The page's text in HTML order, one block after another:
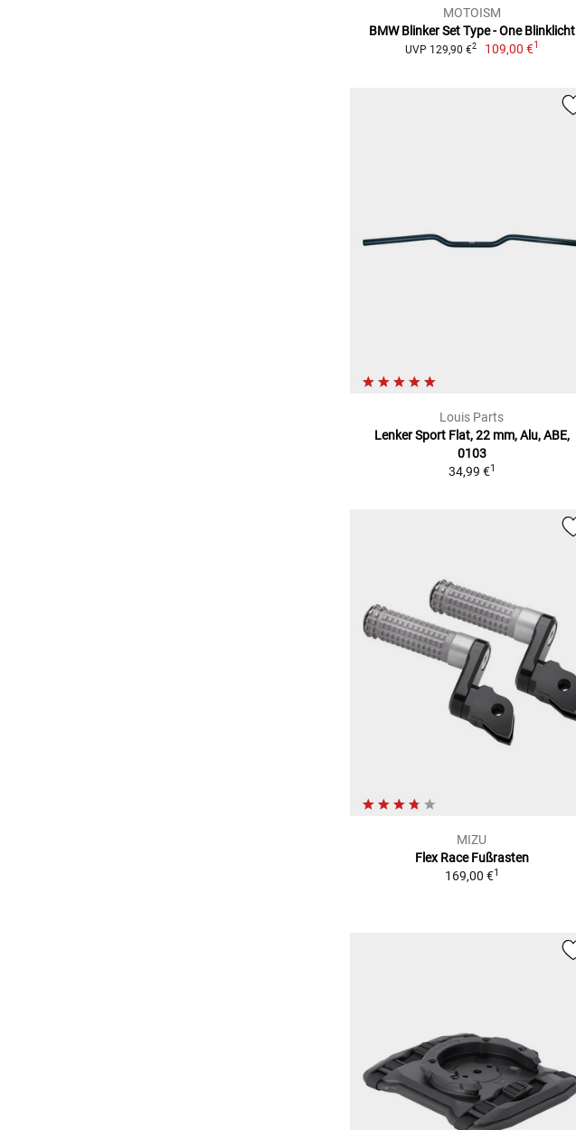
MOTOISM
BMW Blinker Set Type - One Blinklicht
UVP 129,90 €2 109,00 €1
Louis Parts
Lenker Sport Flat, 22 mm, Alu, ABE,
0103
34,99 €1
MIZU
Flex Race Fußrasten
169,00 €1